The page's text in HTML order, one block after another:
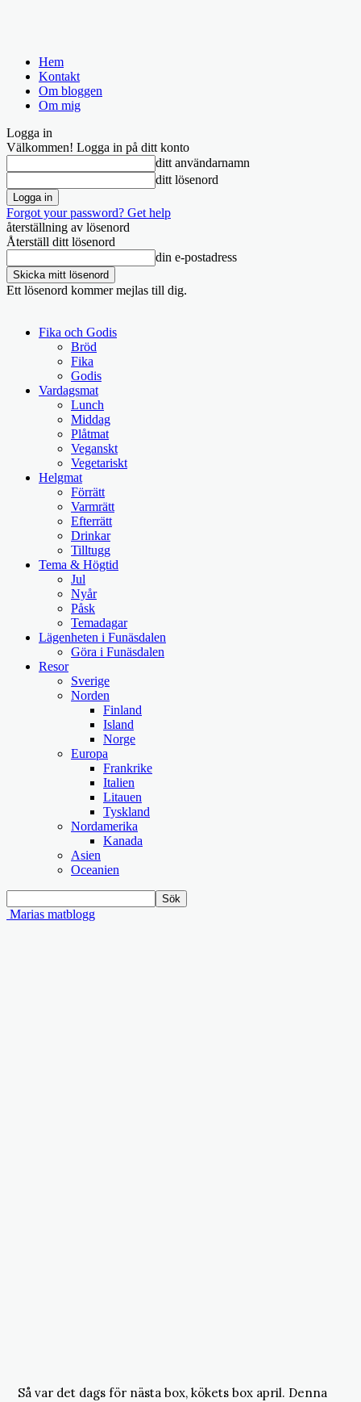
Hem
Kontakt
Om bloggen
Om mig
Logga in
Välkommen! Logga in på ditt konto
ditt användarnamn
ditt lösenord
Forgot your password? Get help
återställning av lösenord
Återställ ditt lösenord
din e-postadress
Ett lösenord kommer mejlas till dig.
Fika och Godis
Bröd
Fika
Godis
Vardagsmat
Lunch
Middag
Plåtmat
Veganskt
Vegetariskt
Helgmat
Förrätt
Varmrätt
Efterrätt
Drinkar
Tilltugg
Tema & Högtid
Jul
Nyår
Påsk
Temadagar
Lägenheten i Funäsdalen
Göra i Funäsdalen
Resor
Sverige
Norden
Finland
Island
Norge
Europa
Frankrike
Italien
Litauen
Tyskland
Nordamerika
Kanada
Asien
Oceanien
Marias matblogg
Så var det dags för nästa box, kökets box april. Denna